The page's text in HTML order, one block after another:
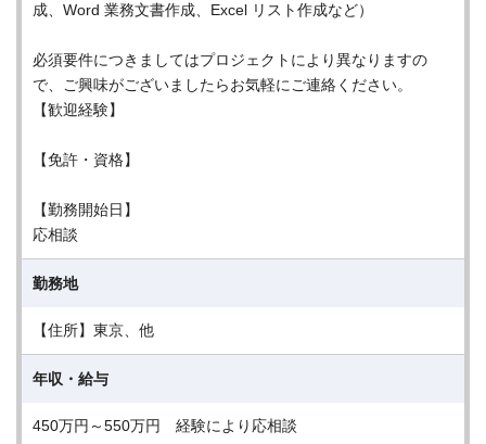
成、Word 業務文書作成、Excel リスト作成など）
必須要件につきましてはプロジェクトにより異なりますの
で、ご興味がございましたらお気軽にご連絡ください。
【歓迎経験】
【免許・資格】
【勤務開始日】
応相談
勤務地
【住所】東京、他
年収・給与
450万円～550万円 経験により応相談